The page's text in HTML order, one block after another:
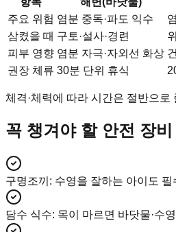
주요 위험 염분 중독·파도 익수
삼켰을 때 구토·설사·경련
피부 영향 염분 자극·자외선 화상
권장 체류 30분 단위 휴식
체격·체력에 따라 시간은 절반으로
꼭 챙겨야 할 안전 장비
구명조끼 : 수영을 잘하는 아이도
담수 식수: 목이 마르면 바닷물·수